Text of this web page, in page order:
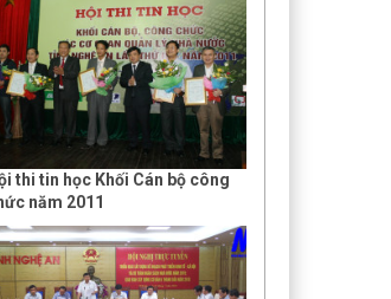
thi tin học Khối Cán bộ công
năm 2011